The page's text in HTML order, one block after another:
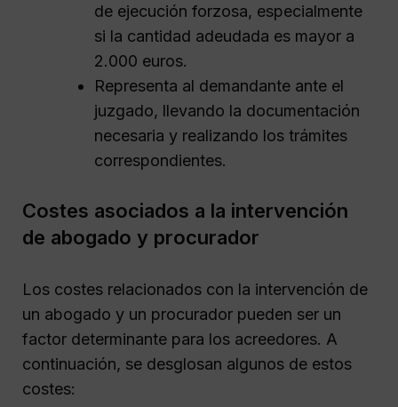
de ejecución forzosa, especialmente
si la cantidad adeudada es mayor a
2.000 euros.
Representa al demandante ante el
juzgado, llevando la documentación
necesaria y realizando los trámites
correspondientes.
Costes asociados a la intervención
de abogado y procurador
Los costes relacionados con la intervención de
un abogado y un procurador pueden ser un
factor determinante para los acreedores. A
continuación, se desglosan algunos de estos
costes: